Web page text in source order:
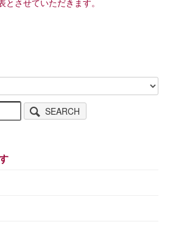
とさせていただきます。
SEARCH